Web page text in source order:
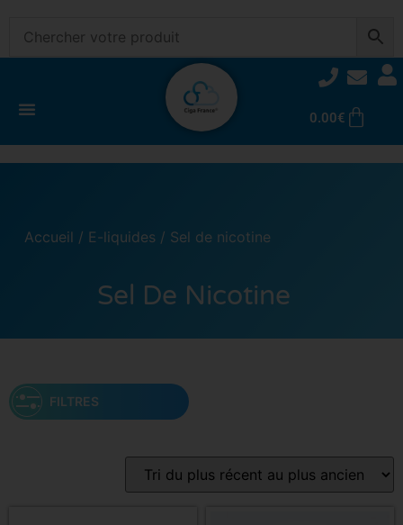
0.00€
Accueil / E-liquides / Sel de nicotine
Sel De Nicotine